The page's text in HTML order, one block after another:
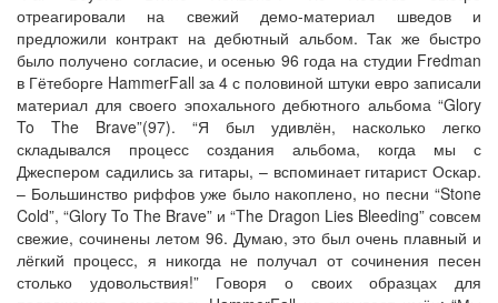
отреагировали на свежий демо-материал шведов и
предложили контракт на дебютный альбом. Так же быстро
было получено согласие, и осенью 96 года на студии Fredman
в Гётеборге HammerFall за 4 с половиной штуки евро записали
материал для своего эпохального дебютного альбома “Glory
To The Brave”(97). “Я был удивлён, насколько легко
складывался процесс создания альбома, когда мы с
Джеспером садились за гитары, – вспоминает гитарист Оскар.
– Большинство риффов уже было накоплено, но песни “Stone
Cold”, “Glory To The Brave” и “The Dragon Lies Bleeding” совсем
свежие, сочинены летом 96. Думаю, это был очень плавный и
лёгкий процесс, я никогда не получал от сочинения песен
столько удовольствия!” Говоря о своих образцах для